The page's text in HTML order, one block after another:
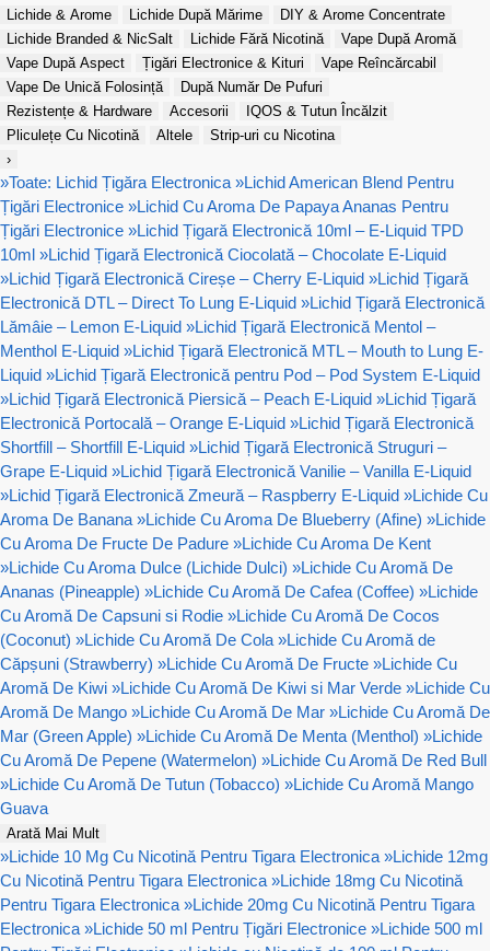
Lichide & Arome
Lichide După Mărime
DIY & Arome Concentrate
Lichide Branded & NicSalt
Lichide Fără Nicotină
Vape După Aromă
Vape După Aspect
Țigări Electronice & Kituri
Vape Reîncărcabil
Vape De Unică Folosință
După Număr De Pufuri
Rezistențe & Hardware
Accesorii
IQOS & Tutun Încălzit
Pliculețe Cu Nicotină
Altele
Strip-uri cu Nicotina
›
»Toate: Lichid Țigăra Electronica »Lichid American Blend Pentru
Țigări Electronice »Lichid Cu Aroma De Papaya Ananas Pentru
Țigări Electronice »Lichid Țigară Electronică 10ml – E-Liquid TPD
10ml »Lichid Țigară Electronică Ciocolată – Chocolate E-Liquid
»Lichid Țigară Electronică Cireșe – Cherry E-Liquid »Lichid Țigară
Electronică DTL – Direct To Lung E-Liquid »Lichid Țigară Electronică
Lămâie – Lemon E-Liquid »Lichid Țigară Electronică Mentol –
Menthol E-Liquid »Lichid Țigară Electronică MTL – Mouth to Lung E-
Liquid »Lichid Țigară Electronică pentru Pod – Pod System E-Liquid
»Lichid Țigară Electronică Piersică – Peach E-Liquid »Lichid Țigară
Electronică Portocală – Orange E-Liquid »Lichid Țigară Electronică
Shortfill – Shortfill E-Liquid »Lichid Țigară Electronică Struguri –
Grape E-Liquid »Lichid Țigară Electronică Vanilie – Vanilla E-Liquid
»Lichid Țigară Electronică Zmeură – Raspberry E-Liquid »Lichide Cu
Aroma De Banana »Lichide Cu Aroma De Blueberry (Afine) »Lichide
Cu Aroma De Fructe De Padure »Lichide Cu Aroma De Kent
»Lichide Cu Aroma Dulce (Lichide Dulci) »Lichide Cu Aromă De
Ananas (Pineapple) »Lichide Cu Aromă De Cafea (Coffee) »Lichide
Cu Aromă De Capsuni si Rodie »Lichide Cu Aromă De Cocos
(Coconut) »Lichide Cu Aromă De Cola »Lichide Cu Aromă de
Căpșuni (Strawberry) »Lichide Cu Aromă De Fructe »Lichide Cu
Aromă De Kiwi »Lichide Cu Aromă De Kiwi si Mar Verde »Lichide Cu
Aromă De Mango »Lichide Cu Aromă De Mar »Lichide Cu Aromă De
Mar (Green Apple) »Lichide Cu Aromă De Menta (Menthol) »Lichide
Cu Aromă De Pepene (Watermelon) »Lichide Cu Aromă De Red Bull
»Lichide Cu Aromă De Tutun (Tobacco) »Lichide Cu Aromă Mango
Guava
Arată Mai Mult
»Lichide 10 Mg Cu Nicotină Pentru Tigara Electronica »Lichide 12mg
Cu Nicotină Pentru Tigara Electronica »Lichide 18mg Cu Nicotină
Pentru Tigara Electronica »Lichide 20mg Cu Nicotină Pentru Tigara
Electronica »Lichide 50 ml Pentru Țigări Electronice »Lichide 500 ml